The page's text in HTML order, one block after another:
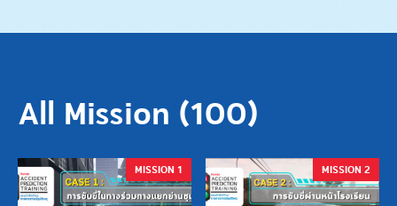
All Mission (100)
MISSION 1 MISSION 2